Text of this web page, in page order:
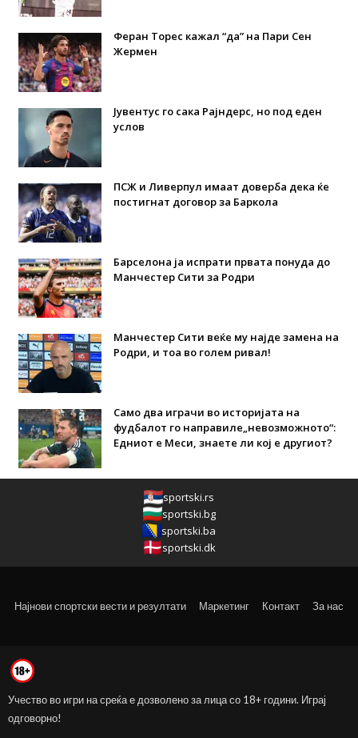
Феран Торес кажал “да” на Пари Сен
Жермен
Јувентус го сака Рајндерс, но под еден
услов
ПСЖ и Ливерпул имаат доверба дека ќе
постигнат договор за Баркола
Барселона ја испрати првата понуда до
Манчестер Сити за Родри
Манчестер Сити веќе му најде замена на
Родри, и тоа во голем ривал!
Само два играчи во историјата на
фудбалот го направиле„невозможното“:
Едниот е Меси, знаете ли кој е другиот?
sportski.rs
sportski.bg
sportski.ba
sportski.dk
Најнови спортски вести и резултати Маркетинг Контакт За нас
Учество во игри на среќа е дозволено за лица со 18+ години. Играј
одговорно!